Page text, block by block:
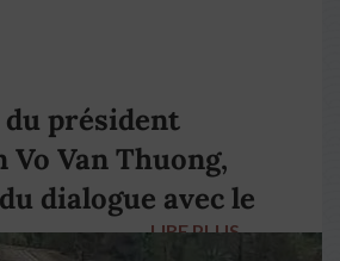
président
Van Thuong,
dialogue avec le
LIRE PLUS →